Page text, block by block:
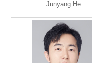
Junyang He